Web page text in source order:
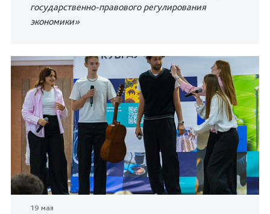
государственно-правового регулирования
экономики»
19 мая